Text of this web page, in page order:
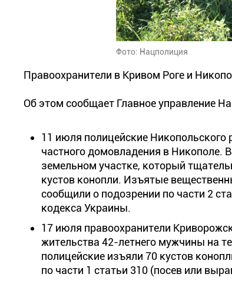
Фото: Нацполиция
Правоохранители в Кривом Роге и
Об этом сообщает Главное управление
11 июля полицейские Никопольского
частного домовладения в
земельном участке, который
кустов конопли. Изъятые
сообщили о подозрении по части 2
кодекса Украины.
17 июля правоохранители
жительства 42-летнего мужчины на
полицейские изъяли 70 кустов
по части 1 статьи 310 (посев или